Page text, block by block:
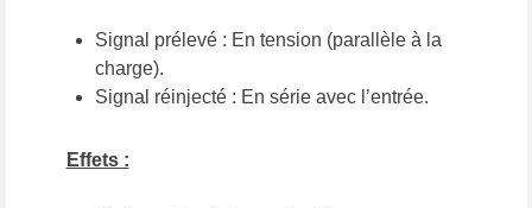
Signal prélevé : En tension (parallèle à la
charge).
Signal réinjecté : En série avec l’entrée.
Effets :